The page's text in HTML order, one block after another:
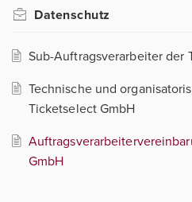
Datenschutz
Sub-Auftragsverarbeiter der
Technische und
Ticketselect GmbH
GmbH